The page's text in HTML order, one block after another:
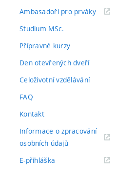
Ambasadoři pro prváky(externí
Studium MSc.
Přípravné kurzy
Den otevřených dveří
Celoživotní vzdělávání
FAQ
Kontakt
Informace o zpracování
osobních údajů(externí
E-přihláška